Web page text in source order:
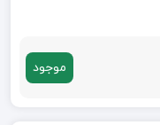
موجود